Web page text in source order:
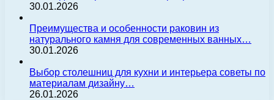
30.01.2026
Преимущества и особенности раковин из
натурального камня для современных ванных…
30.01.2026
Выбор столешниц для кухни и интерьера советы по
материалам дизайну…
26.01.2026